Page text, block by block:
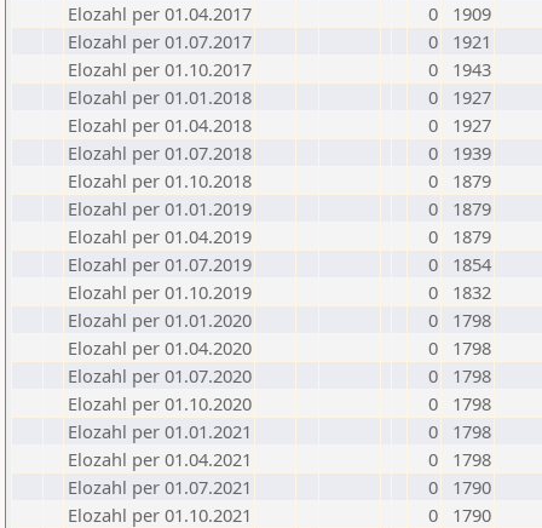
Elozahl per 01.04.2017
0
1909
Elozahl per 01.07.2017
0
1921
Elozahl per 01.10.2017
0
1943
Elozahl per 01.01.2018
0
1927
Elozahl per 01.04.2018
0
1927
Elozahl per 01.07.2018
0
1939
Elozahl per 01.10.2018
0
1879
Elozahl per 01.01.2019
0
1879
Elozahl per 01.04.2019
0
1879
Elozahl per 01.07.2019
0
1854
Elozahl per 01.10.2019
0
1832
Elozahl per 01.01.2020
0
1798
Elozahl per 01.04.2020
0
1798
Elozahl per 01.07.2020
0
1798
Elozahl per 01.10.2020
0
1798
Elozahl per 01.01.2021
0
1798
Elozahl per 01.04.2021
0
1798
Elozahl per 01.07.2021
0
1790
Elozahl per 01.10.2021
0
1790